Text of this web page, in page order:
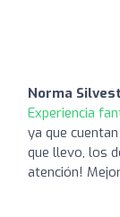
Norma
Experiencia
ya que
que llevo, los
atención!